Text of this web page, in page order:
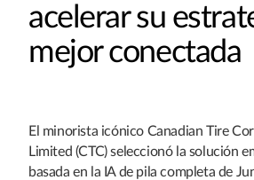
acelerar su
mejor conectada
El minorista icónico Canadian Tire
Limited (CTC) seleccionó la solución
basada en la IA de pila completa de